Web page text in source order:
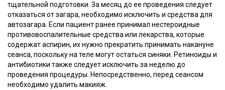
тщательной подготовки. За месяц до ее проведения следует
отказаться от загара, необходимо исключить и средства для
автозагара. Если пациент ранее принимал нестероидные
противовоспалительные средства или лекарства, которые
содержат аспирин, их нужно прекратить принимать накануне
сеанса, поскольку на теле могут остаться синяки. Ретиноиды и
антибиотики также следует исключить за неделю до
проведения процедуры. Непосредственно, перед сеансом
необходимо удалить макияж.